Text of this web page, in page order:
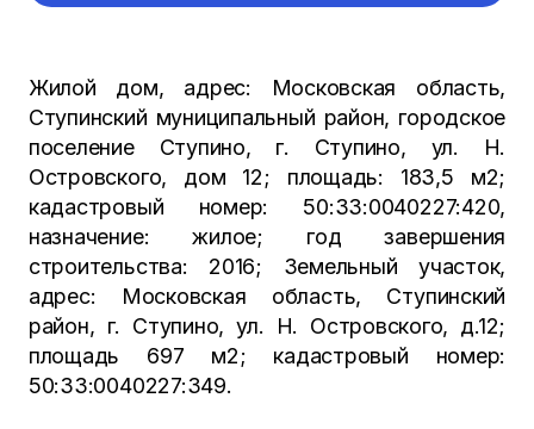
Жилой дом, адрес: Московская область,
Ступинский муниципальный район, городское
поселение Ступино, г. Ступино, ул. Н.
Островского, дом 12; площадь: 183,5 м2;
кадастровый номер: 50:33:0040227:420,
назначение: жилое; год завершения
строительства: 2016; Земельный участок,
адрес: Московская область, Ступинский
район, г. Ступино, ул. Н. Островского, д.12;
площадь 697 м2; кадастровый номер:
50:33:0040227:349.